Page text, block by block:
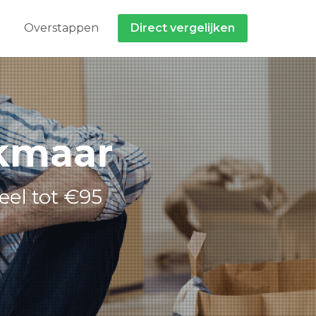
Overstappen Direct vergelijken
tot €95